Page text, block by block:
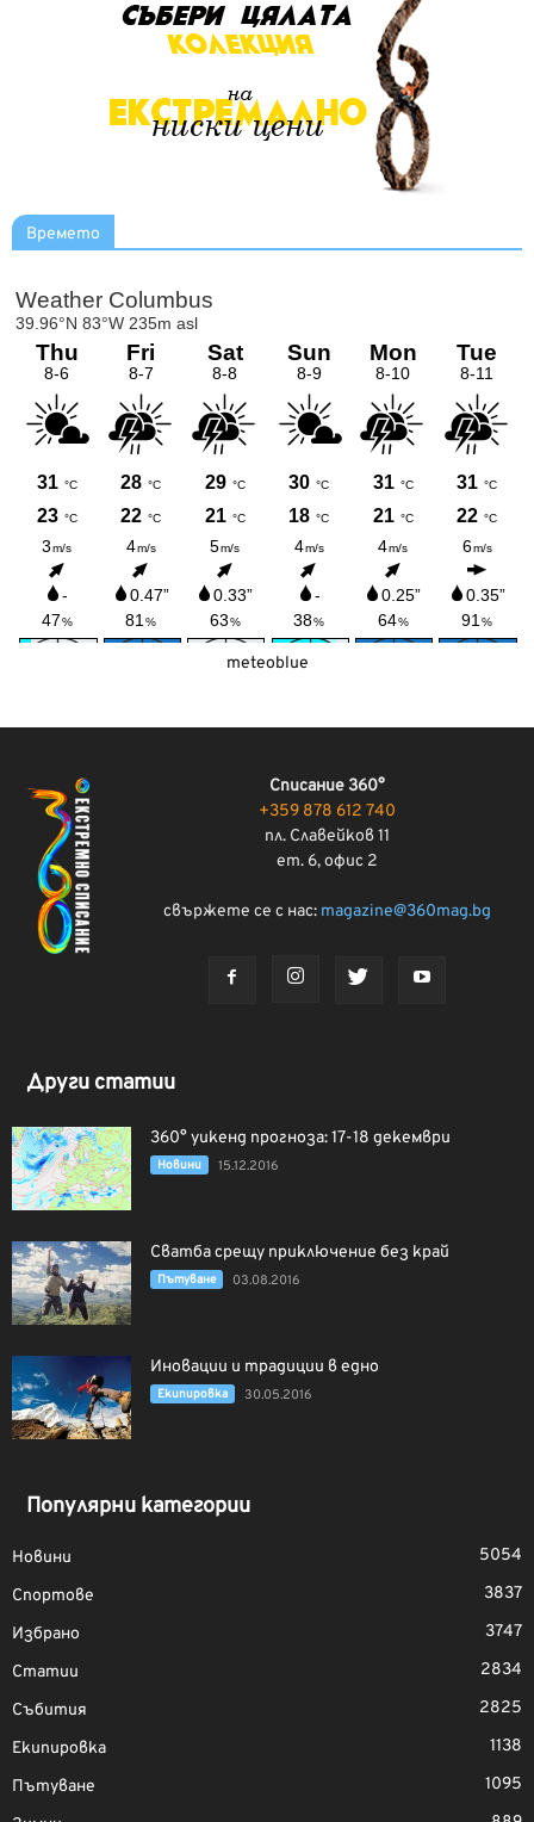
Времето
meteoblue
Списание 360°
+359 878 612 740
пл. Славейков 11
ет. 6, офис 2
свържете се с нас: magazine@360mag.bg
Други статии
360° уикенд прогноза: 17-18 декември
Новини 15.12.2016
Сватба срещу приключение без край
Пътуване 03.08.2016
Иновации и традиции в едно
Екипировка 30.05.2016
Популярни категории
Новини
5054
Спортове
3837
Избрано
3747
Статии
2834
Събития
2825
Екипировка
1138
Пътуване
1095